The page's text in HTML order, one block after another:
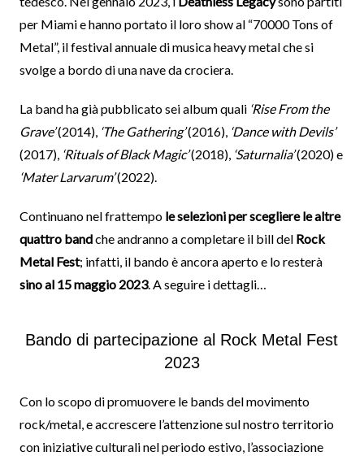
per Miami e hanno portato il loro show al “70000 Tons of
Metal”, il festival annuale di musica heavy metal che si
svolge a bordo di una nave da crociera.
La band ha già pubblicato sei album quali ‘Rise From the
Grave’(2014), ‘The Gathering’(2016),‘Dance with Devils’
(2017), ‘Rituals of Black Magic’(2018), ‘Saturnalia’(2020) e
‘Mater Larvarum’(2022).
Continuano nel frattempo le selezioni per scegliere le altre
quattro bandche andranno a completare il bill del Rock
Metal Fest; infatti, il bando è ancora aperto e lo resterà
sino al 15 maggio 2023. A seguire i dettagli…
Bando di partecipazione al Rock Metal Fest
2023
Con lo scopo di promuovere le bands del movimento
rock/metal, e accrescere l’attenzione sul nostro territorio
con iniziative culturali nel periodo estivo, l’associazione